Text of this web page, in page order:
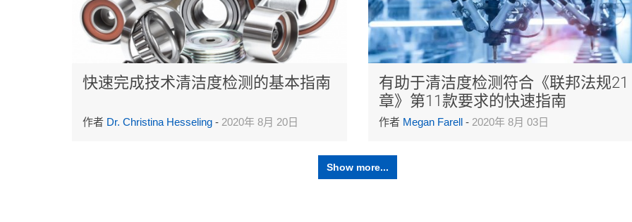
快速完成技术清洁度检测的基本指南
作者 Dr. Christina Hesseling - 2020年 8月 20日
有助于清洁度检测符合《联邦法规21
章》第11款要求的快速指南
作者 Megan Farell - 2020年 8月 03日
Show more...